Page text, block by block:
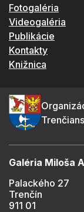
Fotogaléria
Videogaléria
Publikácie
Kontakty
Knižnica
Galéria Miloša
Palackého 27
Trenčín
911 01